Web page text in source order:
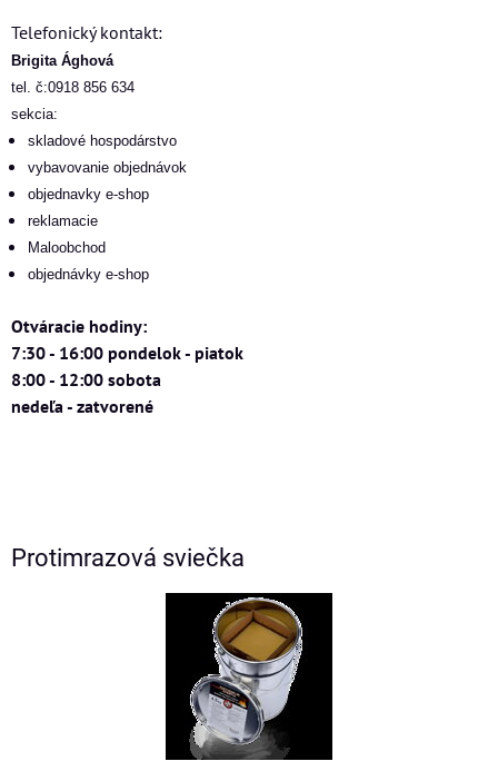
Telefonický kontakt:
Brigita Ághová
tel. č:0918 856 634
sekcia:
skladové hospodárstvo
vybavovanie objednávok
objednavky e-shop
reklamacie
Maloobchod
objednávky e-shop
Otváracie hodiny:
7:30 - 16:00 pondelok - piatok
8:00 - 12:00 sobota
nedeľa - zatvorené
Protimrazová sviečka